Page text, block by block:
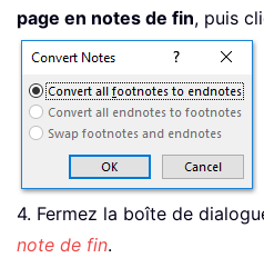
page en notes de fin, puis
4. Fermez la boîte de
note de fin.